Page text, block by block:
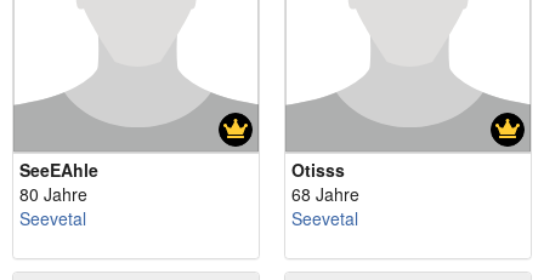
SeeEAhle
80 Jahre
Seevetal
Otisss
68 Jahre
Seevetal